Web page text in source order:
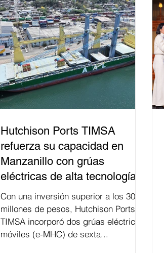
del papel que ha asumido la EJE en la
difusión de la justicia electoral como
un bien público. La mayor parte de las
personas capacitadas no forma
Hutchison Ports TIMSA
refuerza su capacidad en
Manzanillo con grúas
eléctricas de alta tecnología
Con una inversión superior a los 300
millones de pesos, Hutchison Ports
TIMSA incorporó dos grúas eléctricas
móviles (e-MHC) de sexta...